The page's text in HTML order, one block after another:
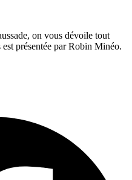
on vous dévoile tout
présentée par Robin Minéo.